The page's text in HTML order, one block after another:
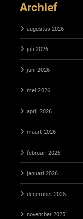
Archief
augustus 2026
juli 2026
juni 2026
mei 2026
april 2026
maart 2026
februari 2026
januari 2026
december 2025
november 2025